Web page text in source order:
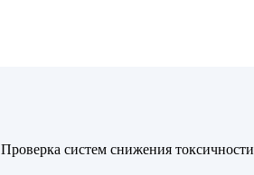
Проверка систем снижения токсичности